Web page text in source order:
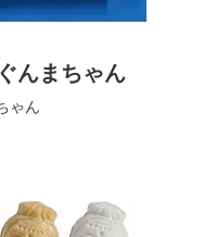
んまちゃん
ゃん